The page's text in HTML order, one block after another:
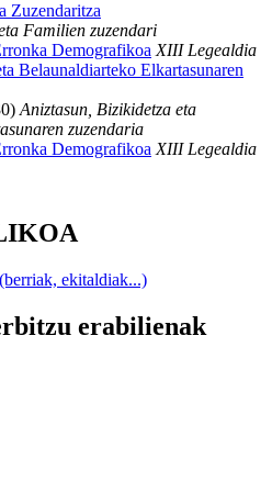
Zuzendaritza
Familien zuzendari
Demografikoa XIII Legealdia
Belaunaldiarteko Elkartasunaren
Aniztasun, Bizikidetza eta
zuzendaria
Demografikoa XIII Legealdia
ekitaldiak...)
erabilienak